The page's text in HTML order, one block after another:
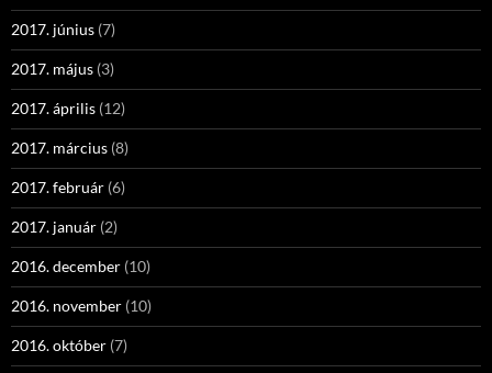
2017. június (7)
2017. május (3)
2017. április (12)
2017. március (8)
2017. február (6)
2017. január (2)
2016. december (10)
2016. november (10)
2016. október (7)